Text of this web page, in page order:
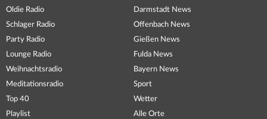
Oldie Radio
Schlager Radio
Party Radio
Lounge Radio
Weihnachtsradio
Meditationsradio
Top 40
Playlist
Darmstadt News
Offenbach News
Gießen News
Fulda News
Bayern News
Sport
Wetter
Alle Orte